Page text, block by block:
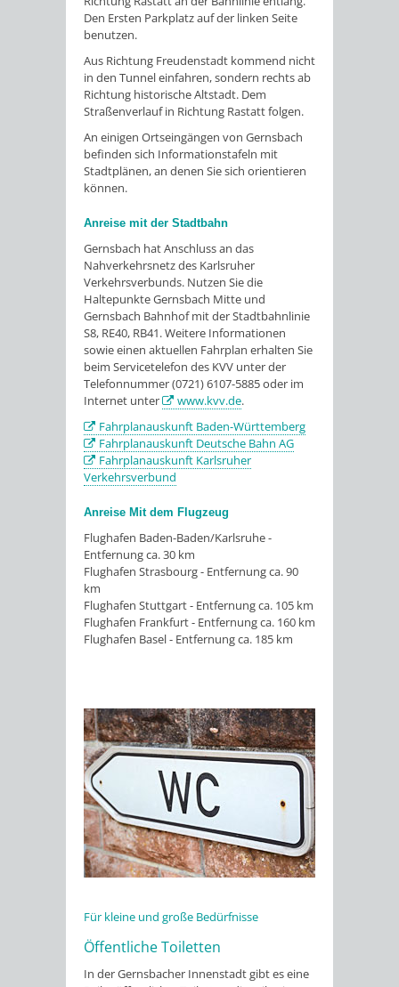
Den Ersten Parkplatz auf der linken Seite
benutzen.
Aus Richtung Freudenstadt kommend nicht
in den Tunnel einfahren, sondern rechts ab
Richtung historische Altstadt. Dem
Straßenverlauf in Richtung Rastatt folgen.
An einigen Ortseingängen von Gernsbach
befinden sich Informationstafeln mit
Stadtplänen, an denen Sie sich orientieren
können.
Anreise mit der Stadtbahn
Gernsbach hat Anschluss an das
Nahverkehrsnetz des Karlsruher
Verkehrsverbunds. Nutzen Sie die
Haltepunkte Gernsbach Mitte und
Gernsbach Bahnhof mit der Stadtbahnlinie
S8, RE40, RB41. Weitere Informationen
sowie einen aktuellen Fahrplan erhalten Sie
beim Servicetelefon des KVV unter der
Telefonnummer (0721) 6107-5885 oder im
Internet unter
www.kvv.de.
Fahrplanauskunft Baden-Württemberg
Fahrplanauskunft Deutsche Bahn AG
Fahrplanauskunft Karlsruher
Verkehrsverbund
Anreise Mit dem Flugzeug
Flughafen Baden-Baden/Karlsruhe -
Entfernung ca. 30 km
Flughafen Strasbourg - Entfernung ca. 90
km
Flughafen Stuttgart - Entfernung ca. 105 km
Flughafen Frankfurt - Entfernung ca. 160 km
Flughafen Basel - Entfernung ca. 185 km
Für kleine und große Bedürfnisse
Öffentliche Toiletten
In der Gernsbacher Innenstadt gibt es eine